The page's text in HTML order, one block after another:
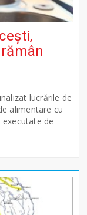
lucrările de
alimentare cu
de